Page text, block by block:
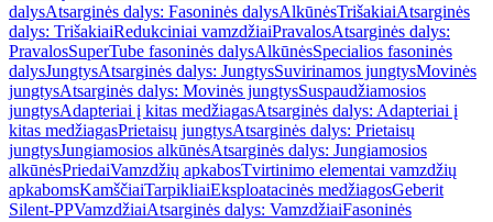
dalysAtsarginės dalys: Fasoninės dalysAlkūnėsTrišakiaiAtsarginės
dalys: TrišakiaiRedukciniai vamzdžiaiPravalosAtsarginės dalys:
PravalosSuperTube fasoninės dalysAlkūnėsSpecialios fasoninės
dalysJungtysAtsarginės dalys: JungtysSuvirinamos jungtysMovinės
jungtysAtsarginės dalys: Movinės jungtysSuspaudžiamosios
jungtysAdapteriai į kitas medžiagasAtsarginės dalys: Adapteriai į
kitas medžiagasPrietaisų jungtysAtsarginės dalys: Prietaisų
jungtysJungiamosios alkūnėsAtsarginės dalys: Jungiamosios
alkūnėsPriedaiVamzdžių apkabosTvirtinimo elementai vamzdžių
apkabomsKamščiaiTarpikliaiEksploatacinės medžiagosGeberit
Silent-PPVamzdžiaiAtsarginės dalys: VamzdžiaiFasoninės